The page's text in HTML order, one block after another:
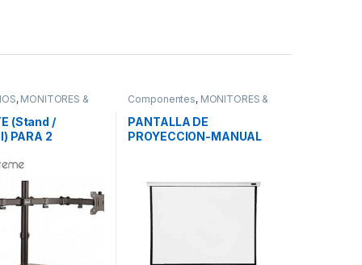
, MONITORES &
(Stand /
PARA 2
(Pantallas
XTREME KPM-
Componentes, MONITORES &
PROYECTORES
PANTALLA DE
PROYECCION-MANUAL